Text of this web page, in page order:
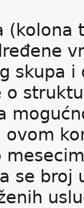
(kolona
skupa
o
ovom
se broj